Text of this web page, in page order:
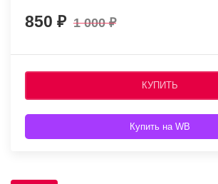
850 1 000
КУПИТЬ
Купить на WB